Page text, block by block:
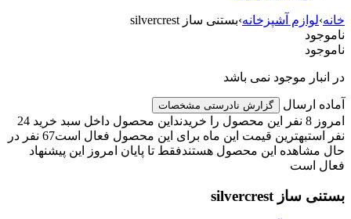
خانه›لوازم آشپزخانه›بستنی ساز silvercrest
ناموجود
ناموجود
در انبار موجود نمی باشد
آماده ارسال گزارش نادرستی مشخصات
امروز 8 نفر این محصول را خریدند
این محصول داخل سبد خرید 24
نفر استبهترین قیمت این ماه برای این محصول فعال است
67 نفر در
حال مشاهده این محصول هستندفقط تا پایان امروز این پیشنهاد
فعال است
بستنی ساز silvercrest